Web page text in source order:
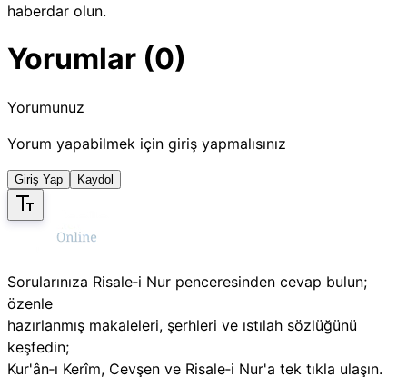
haberdar olun.
Yorumlar (0)
Yorumunuz
Yorum yapabilmek için giriş yapmalısınız
Giriş Yap Kaydol
Sorularınıza Risale‑i Nur penceresinden cevap bulun;
özenle
hazırlanmış makaleleri, şerhleri ve ıstılah sözlüğünü
keşfedin;
Kur'ân‑ı Kerîm, Cevşen ve Risale‑i Nur'a tek tıkla ulaşın.